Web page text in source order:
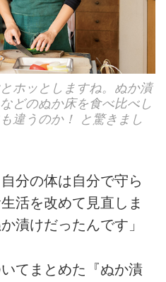
ホッとしますね。ぬか漬
どのぬか床を食べ比べし
違うのか！ と驚きまし
分の体は自分で守ら
活を改めて見直しま
漬けだったんです」
てまとめた『ぬか漬